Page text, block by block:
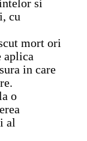
si
cu
mort ori
aplica
in care
o
al